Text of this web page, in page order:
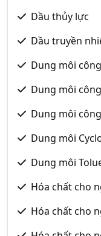
Dầu thủy lực
Dầu truyền
Dung môi
Dung môi
Dung môi
Dung môi
Dung môi
Hóa chất cho
Hóa chất cho